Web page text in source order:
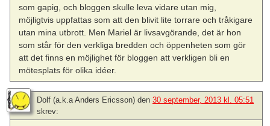
som gapig, och bloggen skulle leva vidare utan mig,
möjligtvis uppfattas som att den blivit lite torrare och tråkigare
utan mina utbrott. Men Mariel är livsavgörande, det är hon
som står för den verkliga bredden och öppenheten som gör
att det finns en möjlighet för bloggen att verkligen bli en
mötesplats för olika idéer.
Dolf (a.k.a Anders Ericsson) den 30 september, 2013 kl. 05:51
skrev: